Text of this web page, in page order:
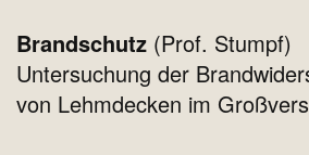
Brandschutz (Prof. Stumpf)
Untersuchung der
von Lehmdecken im